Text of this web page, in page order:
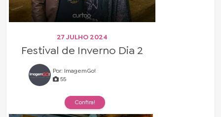
27 JULHO 2024
Festival de Inverno Dia 2
Por: ImagemGo!
55
Confira!